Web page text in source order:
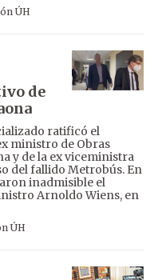
ÚH
de
ratificó el
ministro de Obras
y de la ex viceministra
del fallido Metrobús. En
inadmisible el
Arnoldo Wiens, en
ÚH